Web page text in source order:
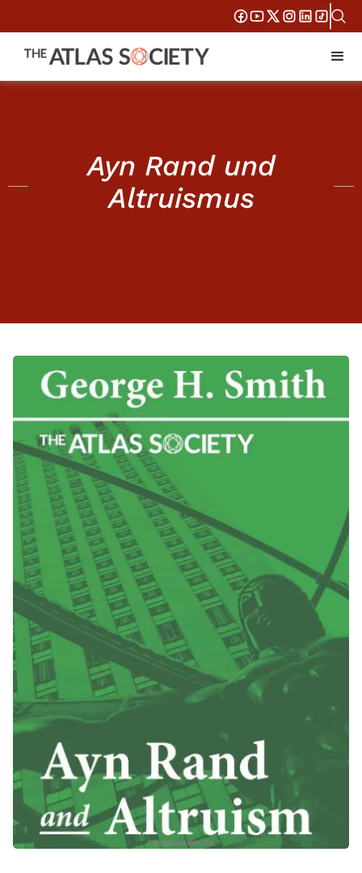
Ayn Rand und
Altruismus